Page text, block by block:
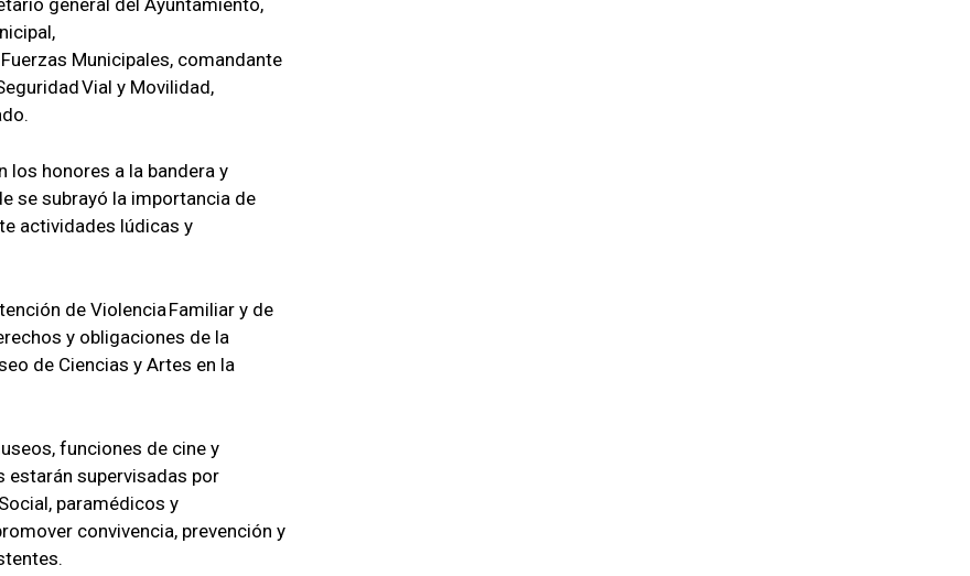
Municipales, comandante
Vial y Movilidad,
los honores a la bandera y
se subrayó la importancia de
actividades lúdicas y
de Violencia Familiar y de
y obligaciones de la
de Ciencias y Artes en la
funciones de cine y
estarán supervisadas por
paramédicos y
convivencia, prevención y